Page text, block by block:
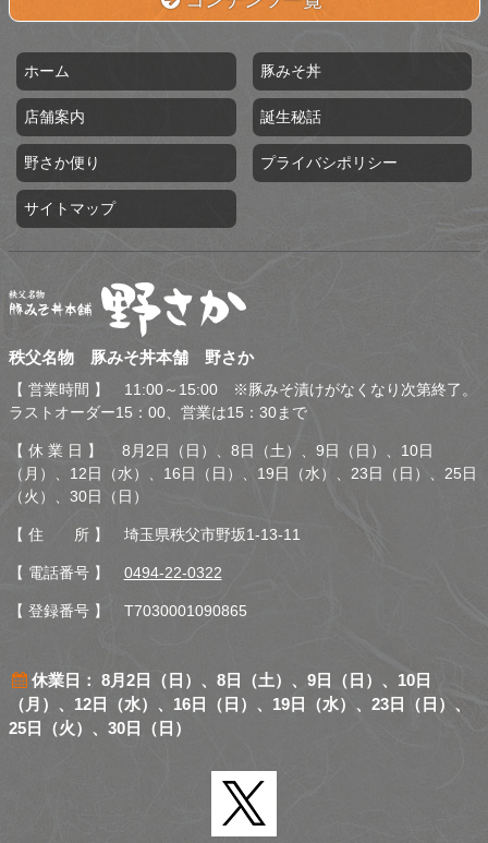
ホーム 豚みそ丼
店舗案内 誕生秘話
野さか便り プライバシポリシー
サイトマップ
秩父名物 豚みそ丼本舗 野
秩父名物 豚みそ丼本舗 野さか
【 営業時間 】 11:00～15:00 ※豚みそ漬けがなくなり次第終了。
ラストオーダー15：00、営業は15：30まで
【 休 業 日 】 8月2日（日）、8日（土）、9日（日）、10日
（月）、12日（水）、16日（日）、19日（水）、23日（日）、25日
（火）、30日（日）
【 住 所 】 埼玉県秩父市野坂1-13-11
【 電話番号 】 0494-22-0322
【 登録番号 】 T7030001090865
休業日： 8月2日（日）、8日（土）、9日（日）、10日
（月）、12日（水）、16日（日）、19日（水）、23日（日）、
25日（火）、30日（日）